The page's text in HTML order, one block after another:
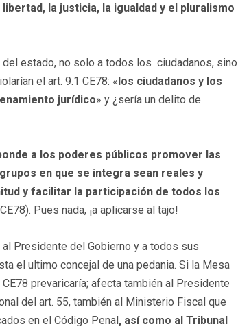
la justicia, la igualdad y el pluralismo
estado, no solo a todos los ciudadanos, sino
el art. 9.1 CE78: «los ciudadanos y los
jurídico» y ¿sería un delito de
a los poderes públicos promover las
en que se integra sean reales y
y facilitar la participación de todos los
Pues nada, ¡a aplicarse al tajo!
Presidente del Gobierno y a todos sus
el ultimo concejal de una pedania. Si la Mesa
prevaricaría; afecta también al Presidente
del art. 55, también al Ministerio Fiscal que
en el Código Penal, así como al Tribunal